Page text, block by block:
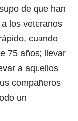
de que han
los veteranos
cuando
75 años; llevar
a aquellos
compañeros
un